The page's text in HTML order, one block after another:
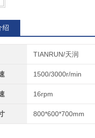
绍
TIANRUN/天润
1500/3000r/min
16rpm
800*600*700mm